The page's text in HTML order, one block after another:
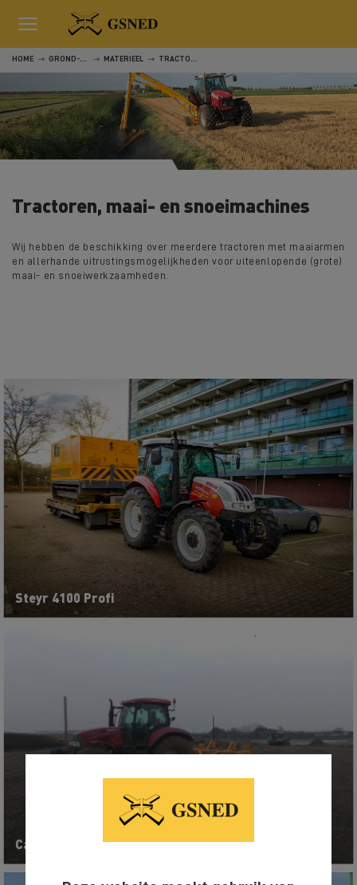
HOME GROND-, WEG- EN WATERWERKEN MATERIEEL TRACTOREN, MAAI- EN SNOEIMACHINES
Tractoren, maai- en snoeimachines
Wij hebben de beschikking over meerdere tractoren met maaiarmen
en allerhande uitrustingsmogelijkheden voor uiteenlopende (grote)
maai- en snoeiwerkzaamheden.
Steyr 4100 Profi
Case Puma 155 met kilver